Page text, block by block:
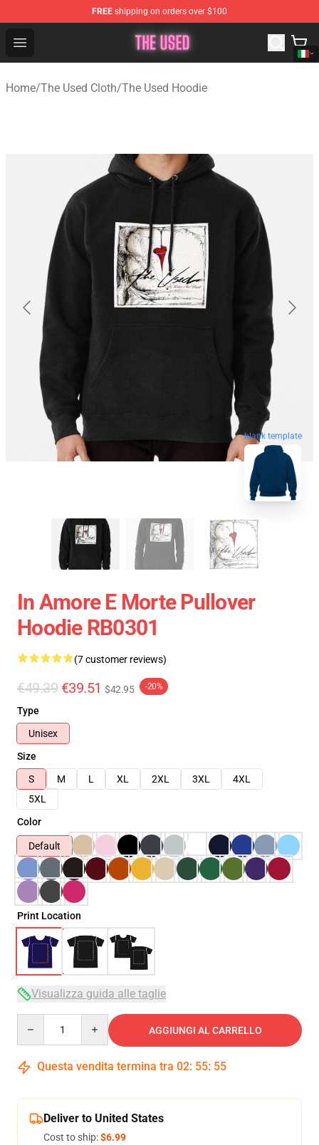
FREE shipping on orders over $100
Open menu
The Used Store - Official The Used Merchandise Shop
Home/The Used Cloth/The Used Hoodie
blank template
In Amore E Morte Pullover
Hoodie RB0301
(7 customer reviews)
€49.39 €39.51 $42.95 -20%
Type
Unisex
Size
S
M L XL 2XL 3XL
4XL
5XL
Color
Default
Print Location
Visualizza guida alle taglie
AGGIUNGI AL CARRELLO
Questa vendita termina tra 02: 55: 54
Deliver to United States
Cost to ship:$6.99